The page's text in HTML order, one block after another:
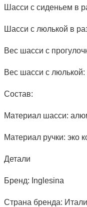
Шасси с сиденьем в
Шасси с люлькой в
Вес шасси с
Вес шасси с люлькой:
Состав:
Материал шасси:
Материал ручки: эко
Детали
Бренд: Inglesina
Страна бренда: